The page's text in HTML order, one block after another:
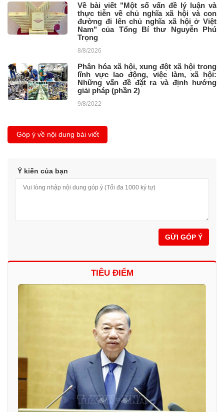
Về bài viết "Một số vấn đề lý luận và
thực tiễn về chủ nghĩa xã hội và con
đường đi lên chủ nghĩa xã hội ở Việt
Nam" của Tổng Bí thư Nguyễn Phú
Trọng
8/8/2026
Phân hóa xã hội, xung đột xã hội trong
lĩnh vực lao động, việc làm, xã hội:
Những vấn đề đặt ra và định hướng
giải pháp (phần 2)
9/8/2022
Góp ý về nội dung bài viết
Ý kiến của bạn
GỬI GÓP Ý
TIÊU ĐIỂM